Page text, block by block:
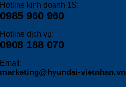
Hotline kinh doanh 1S:
0985 960 960
Hotline dịch vụ:
0908 188 070
Email:
marketing@hyundai-vietnhan.vn